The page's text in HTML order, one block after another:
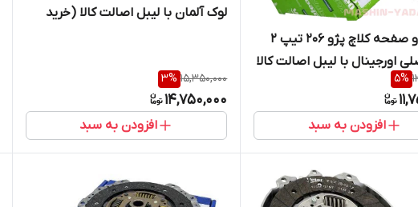
دیسک و صفحه کلاچ پژو 206 تیپ 2
اورجینال با لیبل اصالت کالا
از واردکننده) 5%
افزودن به سبد
لوک آلمان با لیبل اصالت کالا (خرید
15,350,000
3%
14,750,000
افزودن به سبد